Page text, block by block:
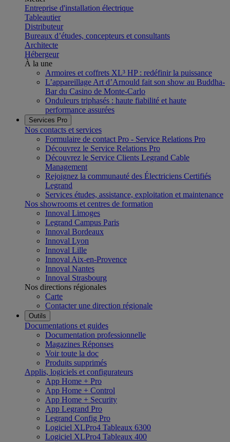
Entreprise d'installation électrique
Tableautier
Distributeur
Bureaux d’études, concepteurs et consultants
Architecte
Hébergeur
À la une
Armoires et coffrets XL³ HP : redéfinir la puissance
L’appareillage Art d’Arnould fait son show au Buddha-
Bar du Casino de Monte-Carlo
Onduleurs triphasés : haute fiabilité et haute
performance assurées
Services Pro
Nos contacts et services
Formulaire de contact Pro - Service Relations Pro
Découvrez le Service Relations Pro
Découvrez le Service Clients Legrand Cable
Management
Rejoignez la communauté des Électriciens Certifiés
Legrand
Services études, assistance, exploitation et maintenance
Nos showrooms et centres de formation
Innoval Limoges
Legrand Campus Paris
Innoval Bordeaux
Innoval Lyon
Innoval Lille
Innoval Aix-en-Provence
Innoval Nantes
Innoval Strasbourg
Nos directions régionales
Carte
Contacter une direction régionale
Outils
Documentations et guides
Documentation professionnelle
Magazines Réponses
Voir toute la doc
Produits supprimés
Applis, logiciels et configurateurs
App Home + Pro
App Home + Control
App Home + Security
App Legrand Pro
Legrand Config Pro
Logiciel XLPro4 Tableaux 6300
Logiciel XLPro4 Tableaux 400